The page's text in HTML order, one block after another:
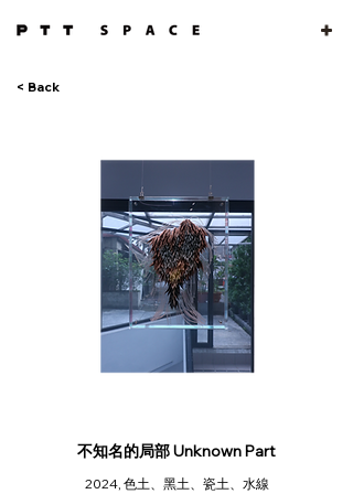
< Back
不知名的局部 Unknown Part
2024, 色土、黑土、瓷土、水線